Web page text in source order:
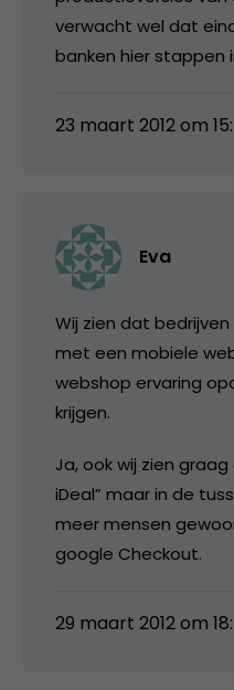
verwacht wel dat
banken hier stappen
23 maart 2012 om
Eva
Wij zien dat
met een mobiele
webshop ervaring
krijgen.
Ja, ook wij zien
iDeal” maar in de
meer mensen
google Checkout.
29 maart 2012 om